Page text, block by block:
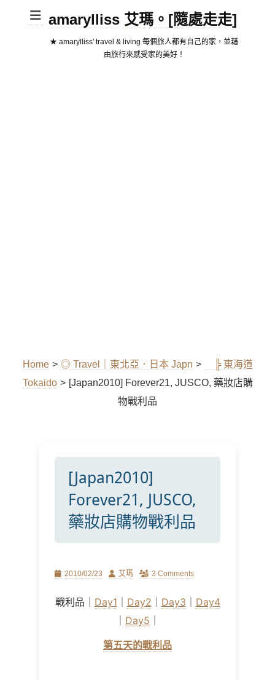
amarylliss 艾瑪。[隨處走走]
★ amarylliss' travel & living 每個旅人都有自己的家，並藉
由旅行來感受家的美好！
Home > ◎ Travel｜東北亞．日本 Japn >
╠ 東海道
Tokaido > [Japan2010] Forever21, JUSCO, 藥妝店購
物戰利品
[Japan2010]
Forever21, JUSCO,
藥妝店購物戰利品
Posted2010/02/23 Author
艾瑪 3 Comments
戰利品｜ Day1 Day2 Day3
Day4
Day5
第五天的戰利品